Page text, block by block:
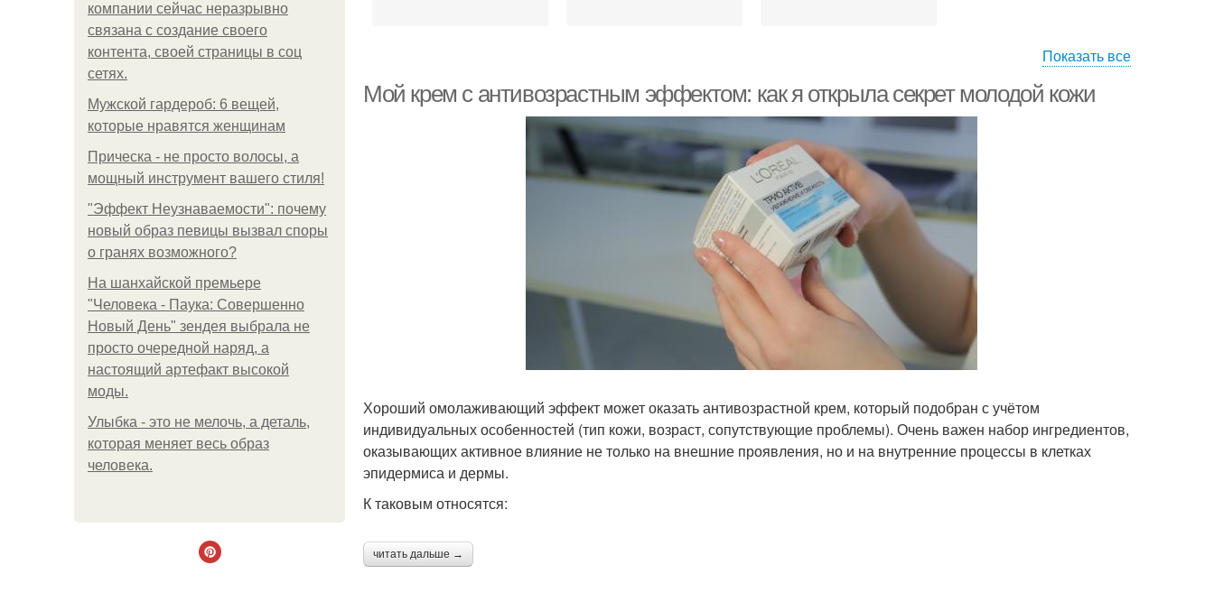
компании сейчас неразрывно
связана с создание своего
контента, своей страницы в соц
сетях.
Мужской гардероб: 6 вещей,
которые нравятся женщинам
Прическа - не просто волосы, а
мощный инструмент вашего стиля!
"Эффект Неузнаваемости": почему
новый образ певицы вызвал споры
о гранях возможного?
На шанхайской премьере
"Человека - Паука: Совершенно
Новый День" зендея выбрала не
просто очередной наряд, а
настоящий артефакт высокой
моды.
Улыбка - это не мелочь, а деталь,
которая меняет весь образ
человека.
Показать все
Мой крем с антивозрастным эффектом: как я открыла секрет молодой кожи
Хороший омолаживающий эффект может оказать антивозрастной крем, который подобран с учётом
индивидуальных особенностей (тип кожи, возраст, сопутствующие проблемы). Очень важен набор ингредиентов,
оказывающих активное влияние не только на внешние проявления, но и на внутренние процессы в клетках
эпидермиса и дермы.
К таковым относятся:
читать дальше →